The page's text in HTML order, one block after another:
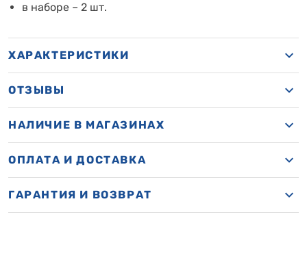
в наборе – 2 шт.
ХАРАКТЕРИСТИКИ
ОТЗЫВЫ
НАЛИЧИЕ В МАГАЗИНАХ
ОПЛАТА И ДОСТАВКА
ГАРАНТИЯ И ВОЗВРАТ